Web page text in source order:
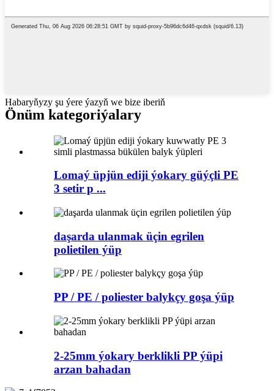
Habaryňyzy şu ýere ýazyň we bize iberiň
Önüm kategoriýalary
Lomaý üpjün ediji ýokary güýçli PE
3 setir p ...
daşarda ulanmak üçin egrilen
polietilen ýüp
PP / PE / poliester balykçy goşa ýüp
2-25mm ýokary berklikli PP ýüpi
arzan bahadan